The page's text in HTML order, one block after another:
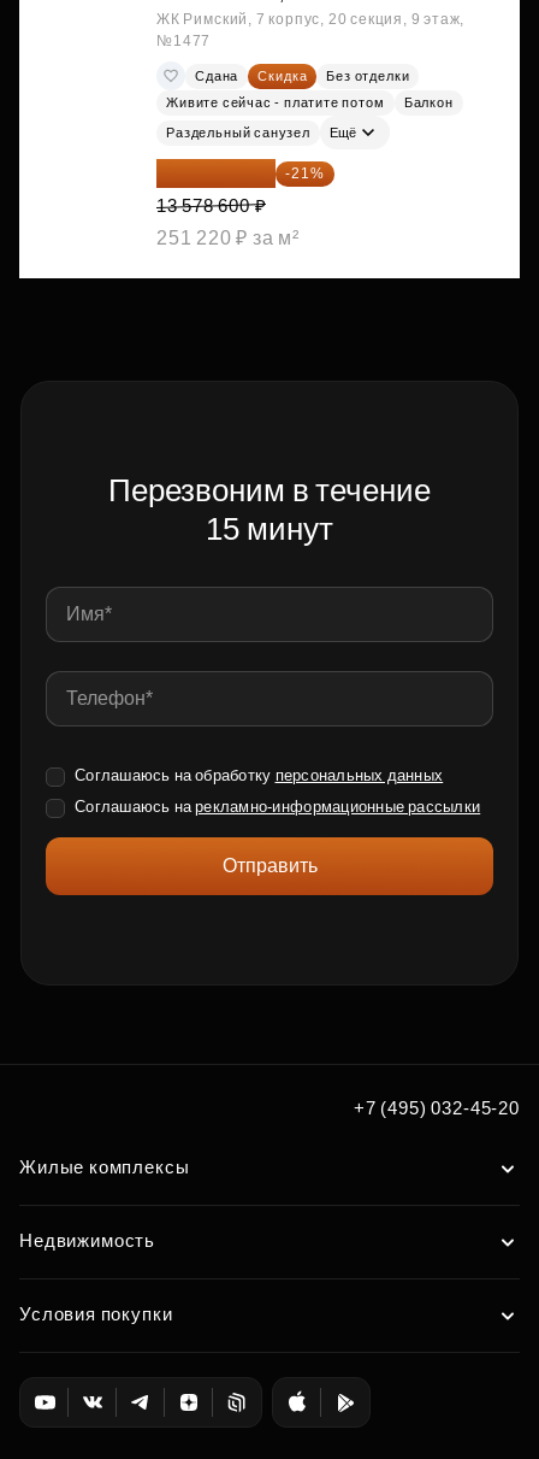
ЖК Римский, 7 корпус, 20 секция, 9 этаж,
№1477
Сдана Скидка
Без отделки
Живите сейчас - платите потом
Балкон
Раздельный санузел Ещё
10 727 094 ₽ -21%
13 578 600 ₽
251 220 ₽ за м²
Перезвоним в течение
15 минут
Соглашаюсь на обработку персональных данных
Соглашаюсь нарекламно-информационные рассылки
Отправить
+7 (495) 032-45-20
Жилые комплексы
Недвижимость
Условия покупки